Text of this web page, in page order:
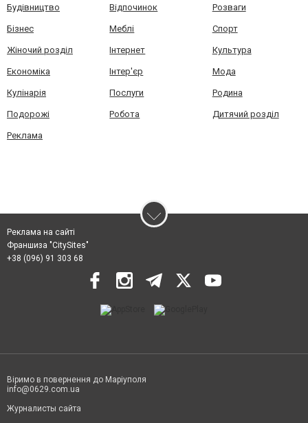
Будівництво Відпочинок Розваги
Бізнес Меблі Спорт
Жіночий розділ Інтернет Культура
Економіка Інтер'єр Мода
Кулінарія Послуги Родина
Подорожі Робота Дитячий розділ
Реклама
Реклама на сайті
Франшиза "CitySites"
+38 (096) 91 303 68
Віримо в повернення до Маріуполя
info@0629.com.ua
Журналисты сайта